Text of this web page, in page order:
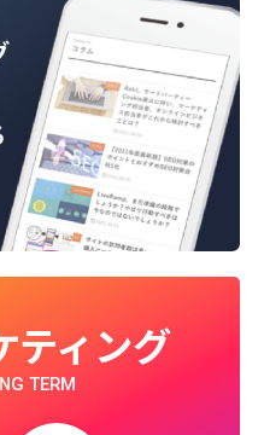
ティング
TERM